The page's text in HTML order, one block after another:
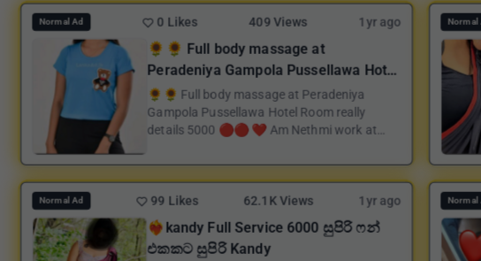
Normal Ad 0 Likes 409 Views 1yr ago
🌻🌻 Full body massage at
Peradeniya Gampola Pussellawa Hotel
Room really details 5000 🔴🔴
🌻🌻 Full body massage at Peradeniya
Gampola Pussellawa Hotel Room really
details 5000 🔴🔴 ❤️ Am Nethmi work at
Normal
Normal Ad 99 Likes 62.1K Views 1yr ago
❤️‍🔥kandy Full Service 6000 සුපිරි ෆන්
එකකට සුපිරි Kandy
Normal